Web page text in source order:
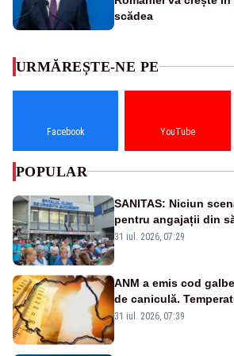
scădea
URMĂREȘTE-NE PE
Facebook YouTube
POPULAR
SANITAS: Niciun
pentru angajații din
Legii salarizării
31 iul. 2026, 07:29
ANM a emis cod
de caniculă.
de grade, iar nopțile
31 iul. 2026, 07:39